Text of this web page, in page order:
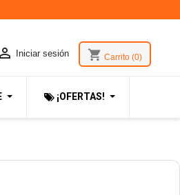
 Iniciar sesión shopping_cart Carrito (0)
¡OFERTAS!